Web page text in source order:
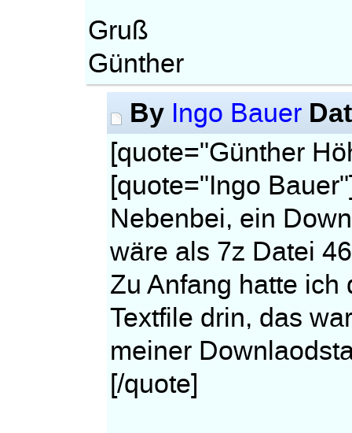
Gruß
Günther
By Ingo Bauer
[quote="Günther
[quote="Ingo
Nebenbei, ein
wäre als 7z Datei
Zu Anfang hatte
Textfile drin, das
meiner
[/quote]